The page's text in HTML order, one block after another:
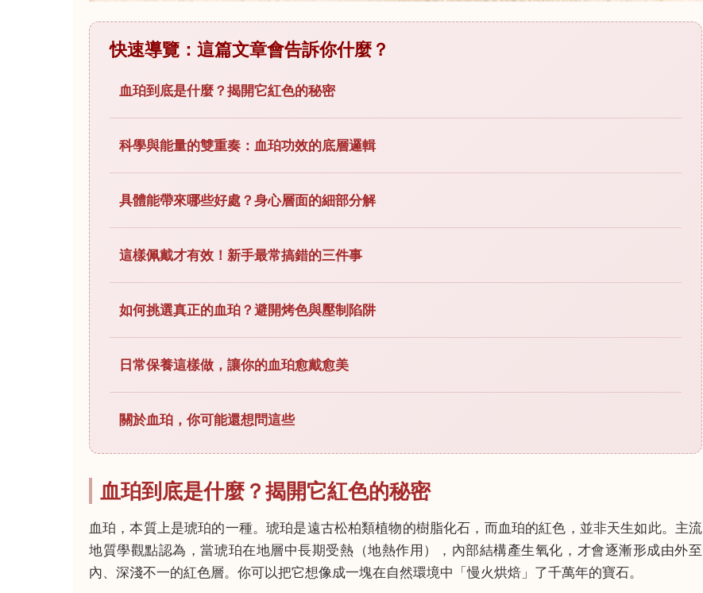
快速導覽：這篇文章會告訴你什麼？
血珀到底是什麼？揭開它紅色的秘密
科學與能量的雙重奏：血珀功效的底層邏輯
具體能帶來哪些好處？身心層面的細部分解
這樣佩戴才有效！新手最常搞錯的三件事
如何挑選真正的血珀？避開烤色與壓制陷阱
日常保養這樣做，讓你的血珀愈戴愈美
關於血珀，你可能還想問這些
血珀到底是什麼？揭開它紅色的秘密
血珀，本質上是琥珀的一種。琥珀是遠古松柏類植物的樹脂化石，而血珀的紅色，並非天生如此。主流
地質學觀點認為，當琥珀在地層中長期受熱（地熱作用），內部結構產生氧化，才會逐漸形成由外至
內、深淺不一的紅色層。你可以把它想像成一塊在自然環境中「慢火烘焙」了千萬年的寶石。